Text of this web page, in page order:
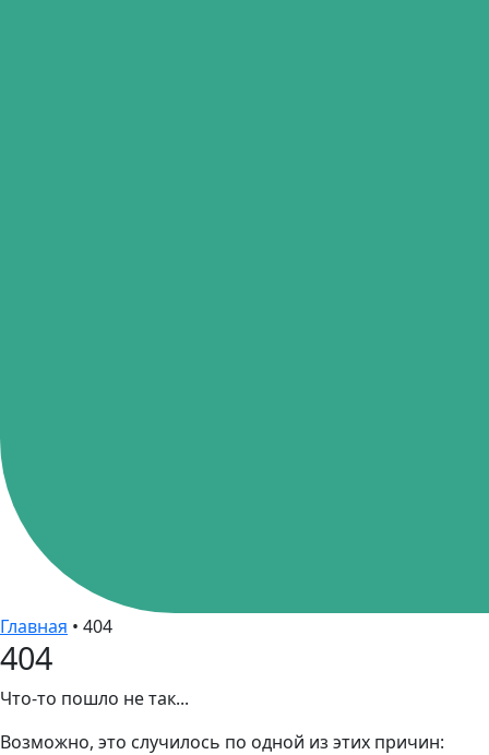
Главная • 404
404
Что-то пошло не так...
Возможно, это случилось по одной из этих причин: